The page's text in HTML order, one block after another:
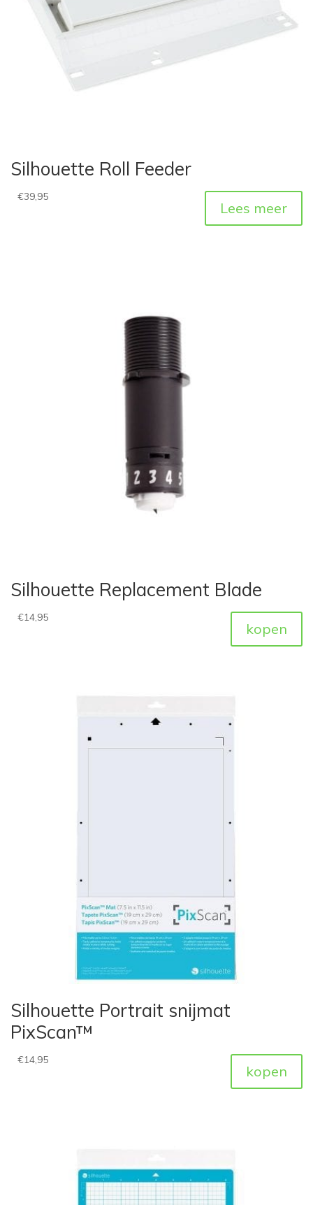
Silhouette Roll Feeder
€39,95
Lees meer
Silhouette Replacement Blade
€14,95
kopen
Silhouette Portrait snijmat
PixScan™
€14,95
kopen